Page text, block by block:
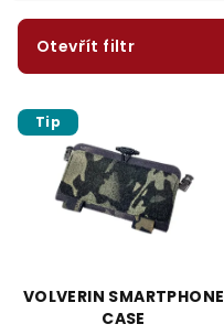
r
o
d
Otevřít filtr
V
ý
Tip
VOLVERIN SMARTPHONE
CASE